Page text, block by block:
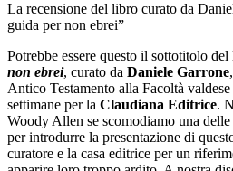
La recensione del libro curato da
guida per non ebrei”
Potrebbe essere questo il sottotitolo
non ebrei, curato da Daniele Garrone
Antico Testamento alla Facoltà
settimane per la Claudiana Editrice.
Woody Allen se scomodiamo una
per introdurre la presentazione di
curatore e la casa editrice per un